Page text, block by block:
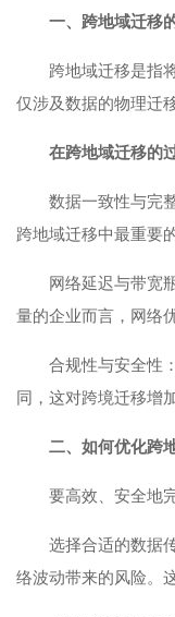
一、跨地域迁移
跨地域迁移是指
仅涉及数据的物理迁
在跨地域迁移的
数据一致性与完
跨地域迁移中最重要
网络延迟与带宽
量的企业而言，网络
合规性与安全性
同，这对跨境迁移增
二、如何优化跨
要高效、安全地
选择合适的数据
络波动带来的风险。